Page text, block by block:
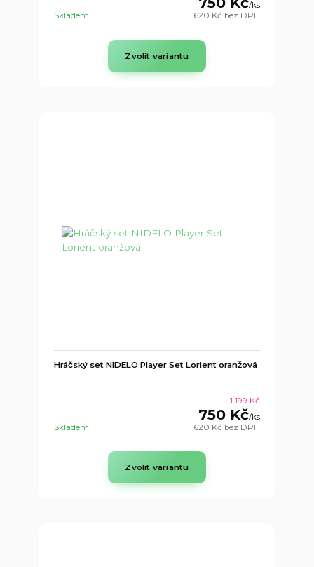
/ks
620 Kč bez DPH
Skladem
Zvolit variantu
Hráčský set NIDELO Player Set Lorient oranžová
1 199 Kč
750 Kč/ks
620 Kč bez DPH
Skladem
Zvolit variantu